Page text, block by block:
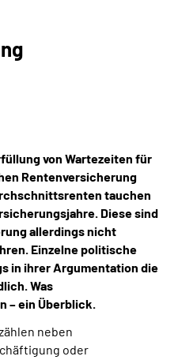
(DGS)
von Wartezeiten für
Rentenversicherung
tauchen
Diese sind
allerdings nicht
Einzelne politische
in ihrer Argumentation die
Was
– ein Überblick.
neben
oder